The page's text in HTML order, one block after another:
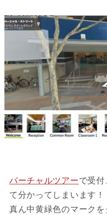
バーチャルツアーで受
て分かってしまいます
真ん中黄緑色のマークを